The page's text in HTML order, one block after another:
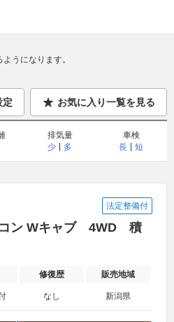
うになります。
定 お気に入り一覧を見る
排気量
少
多
車検
長
短
法定整備付
ン Wキャブ 4WD 積
修復歴 販売地域
なし 新潟県